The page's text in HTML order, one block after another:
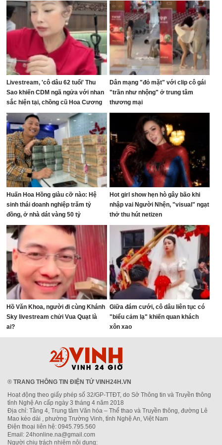
Livestream, 'cô dâu 62 tuổi' Thu
Sao khiến CDM ngã ngửa với nhan
sắc hiện tại, chồng cũ Hoa Cương
bị réo tên
Dân mạng "đỏ mặt" với clip cô gái
"trần như nhộng" ở trung tâm
thương mại
Huấn Hoa Hồng giàu cỡ nào: Hệ
sinh thái doanh nghiệp trăm tỷ
đồng, ở nhà dát vàng 50 tỷ
Hot girl show hẹn hò gây bão khi
nhập vai Người Nhện, "visual" ngạt
thở thu hút netizen
Hồ Văn Khoa, người đi cùng Khánh
Sky livestream chửi Vua Quạt là
ai?
Giữa đám cưới, cô dâu liên tục có
"biểu cảm lạ" khiến quan khách
xôn xao
® TRANG THÔNG TIN ĐIỆN TỬ VINH24H.VN
Hoạt động theo giấy phép số 32/GP-TTĐT, do Sở Thông tin và Truyền thông
tỉnh Nghệ An cấp ngày 3 tháng 4 năm 2018
Địa chỉ: Tầng 4, Trung tâm Văn hóa – Thể thao và Truyền thông, đường Lê
Mao kéo dài , phường Trường Vinh, tỉnh Nghệ An, Việt Nam
Điện thoại liên hệ: 0945.795.560
Email: 24honline.na@gmail.com
Người chịu trách nhiệm nội dung: